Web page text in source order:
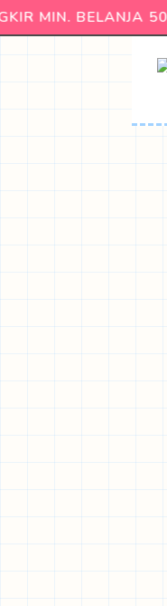
MIN. BELANJA